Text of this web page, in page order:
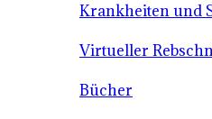
Krankheiten und
Virtueller
Bücher